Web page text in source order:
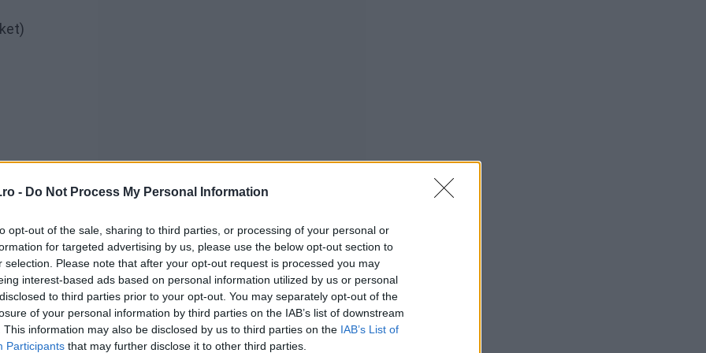
- Do Not Process My Personal Information
opt-out of the sale, sharing to third parties, or processing of your personal or
for targeted advertising by us, please use the below opt-out section to
selection. Please note that after your opt-out request is processed you may
interest-based ads based on personal information utilized by us or personal
to third parties prior to your opt-out. You may separately opt-out of the
of your personal information by third parties on the IAB’s list of downstream
This information may also be disclosed by us to third parties on the IAB’s List of
Participants that may further disclose it to other third parties.
cu 2 ouă întregi și un albuș (un gălbenuș se păstrează
de smântână, mărarul tocat mărunt, sare și piper,